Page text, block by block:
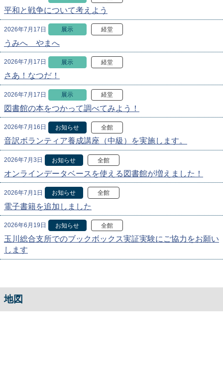
平和と戦争について考えよう
2026年7月17日 展示 経堂
うみへ やまへ
2026年7月17日 展示 経堂
さあ！なつだ！
2026年7月17日 展示 経堂
図書館の本をつかって調べてみよう！
2026年7月16日 お知らせ 全館
音訳ボランティア養成講座（中級）を実施します。
2026年7月3日 お知らせ 全館
オンラインデータベースを使える図書館が増えました！
2026年7月1日 お知らせ 全館
電子書籍を追加しました
2026年6月19日 お知らせ 全館
玉川総合支所でのブックボックス実証実験にご協力をお願い
します
地図